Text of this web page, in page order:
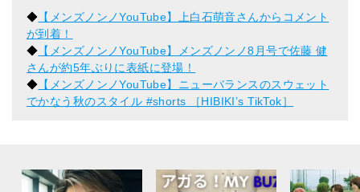
◆ 【メンズノンノYouTube】上白石萌音さんからコメント
が到着！
◆ 【メンズノンノYouTube】メンズノンノ8月号で佐藤 健
さんが約5年ぶりに表紙に登場！
◆ 【メンズノンノYouTube】ニューバランスのスウェット
でかなう秋のスタイル #shorts ［HIBIKI’s TikTok］